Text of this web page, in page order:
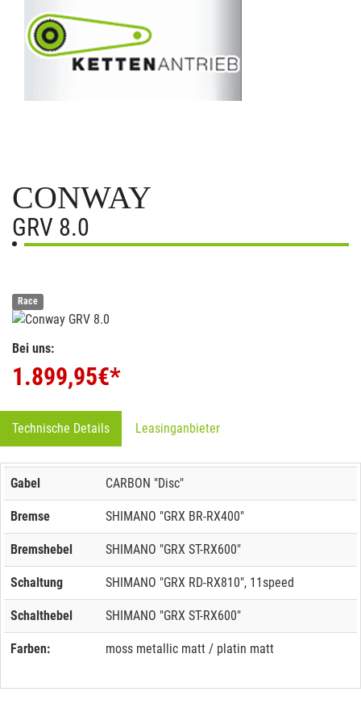
CONWAY
GRV 8.0
Race
Bei uns:
1.899,95€*
Technische Details Leasinganbieter
Gabel CARBON "Disc"
Bremse SHIMANO "GRX BR-RX400"
Bremshebel SHIMANO "GRX ST-RX600"
Schaltung SHIMANO "GRX RD-RX810", 11speed
Schalthebel SHIMANO "GRX ST-RX600"
Farben: moss metallic matt / platin matt